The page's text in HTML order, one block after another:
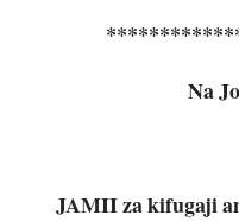
Na
JAMII za kifugaji